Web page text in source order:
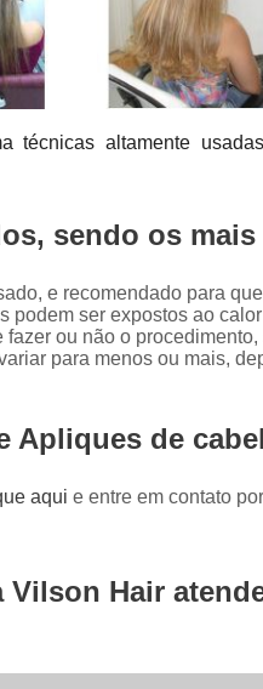
técnicas altamente
sendo os
e recomendado para
podem ser expostos ao
ou não o
para menos ou mais,
Apliques de
aqui e entre em contato
Vilson Hair